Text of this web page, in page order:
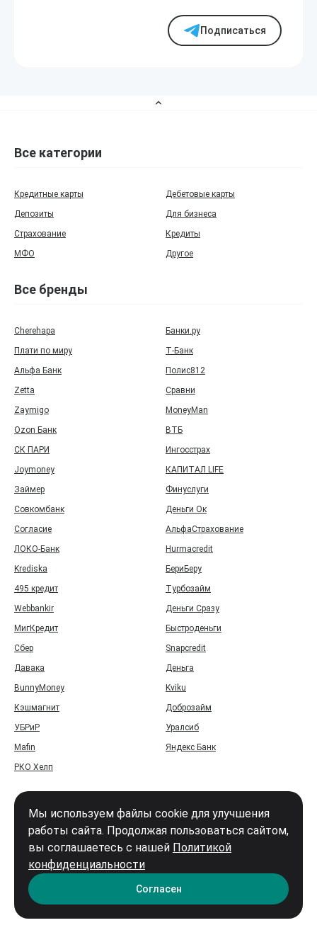
Подписаться
Все категории
Кредитные карты
Дебетовые карты
Депозиты
Для бизнеса
Страхование
Кредиты
МФО
Другое
Все бренды
Cherehapa
Банки.ру
Плати по миру
Т‑Банк
Альфа Банк
Полис812
Zetta
Сравни
Zaymigo
MoneyMan
Ozon Банк
ВТБ
СК ПАРИ
Ингосстрах
Joymoney
КАПИТАЛ LIFE
Займер
Финуслуги
Совкомбанк
Деньги Ок
Согласие
АльфаСтрахование
ЛОКО-Банк
Hurmacredit
Krediska
БериБеру
495 кредит
Турбозайм
Webbankir
Деньги Сразу
МигКредит
Быстроденьги
Сбер
Snapcredit
Давака
Деньга
BunnyMoney
Kviku
Кэшмагнит
Доброзайм
УБРиР
Уралсиб
Mafin
Яндекс Банк
РКО Хелп
Карта сайта
Мы используем файлы cookie для улучшения
работы сайта. Продолжая пользоваться сайтом,
вы соглашаетесь с нашей Политикой
конфиденциальности
Согласен